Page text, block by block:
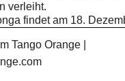
verleiht.
findet am 18.
Tango Orange |